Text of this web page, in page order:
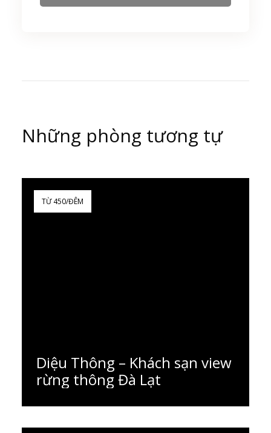
Những phòng tương tự
TỪ 450/ĐÊM
Diệu Thông – Khách sạn view
rừng thông Đà Lạt
Đọc thêm